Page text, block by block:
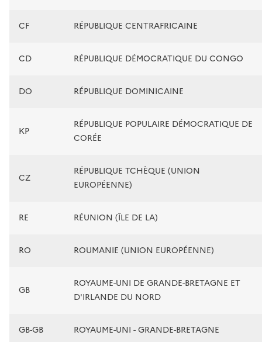
CF RÉPUBLIQUE CENTRAFRICAINE
CD RÉPUBLIQUE DÉMOCRATIQUE DU CONGO
DO RÉPUBLIQUE DOMINICAINE
KP
RÉPUBLIQUE POPULAIRE DÉMOCRATIQUE DE
CORÉE
CZ
RÉPUBLIQUE TCHÈQUE (UNION
EUROPÉENNE)
RE RÉUNION (ÎLE DE LA)
RO ROUMANIE (UNION EUROPÉENNE)
GB
ROYAUME-UNI DE GRANDE-BRETAGNE ET
D'IRLANDE DU NORD
GB-GB ROYAUME-UNI - GRANDE-BRETAGNE